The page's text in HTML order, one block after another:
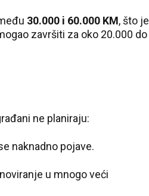
30.000 i 60.000 KM, što je
završiti za oko 20.000 do
ne planiraju:
naknadno pojave.
u mnogo veći